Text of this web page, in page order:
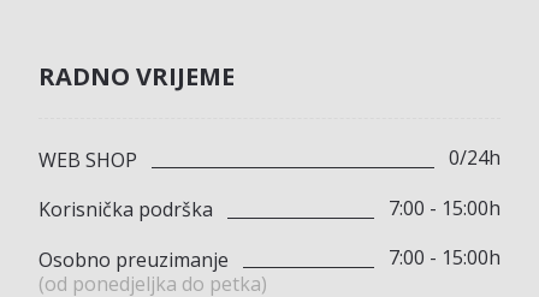
RADNO VRIJEME
WEB SHOP
0/24h
Korisnička podrška
7:00 - 15:00h
Osobno preuzimanje
(od ponedjeljka do petka)
7:00 - 15:00h